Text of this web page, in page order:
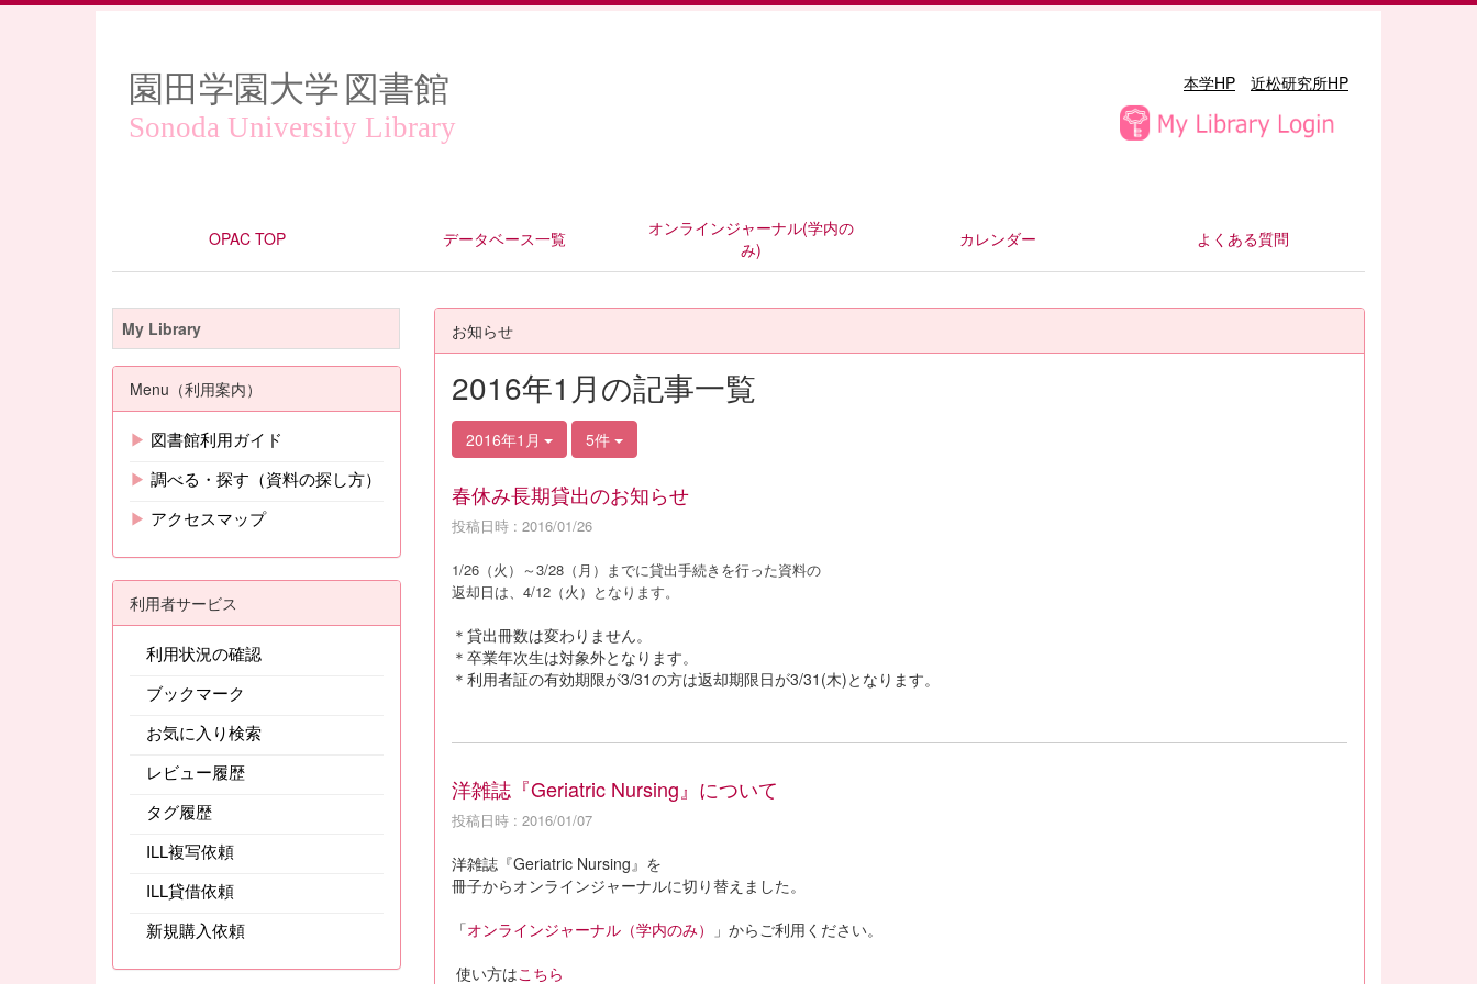
園田学園大学 図書館
Sonoda University Library
本学HP 近松研究所HP
OPAC TOP データベース一覧
オンラインジャーナル(学内の
み)
カレンダー よくある質問
お知らせ
2016年1月の記事一覧
2016年1月 5件
春休み長期貸出のお知らせ
投稿日時 : 2016/01/26
1/26（火）～3/28（月）までに貸出手続きを行った資料の
返却日は、4/12（火）となります。
＊貸出冊数は変わりません。
＊卒業年次生は対象外となります。
＊利用者証の有効期限が3/31の方は返却期限日が3/31(木)となります。
洋雑誌『Geriatric Nursing』について
投稿日時 : 2016/01/07
洋雑誌『Geriatric Nursing』を
冊子からオンラインジャーナルに切り替えました。
「オンラインジャーナル（学内のみ）
」からご利用ください。
使い方はこちら
My Library
Menu（利用案内）
▶ 図書館利用ガイド
▶ 調べる・探す（資料の探し方）
▶ アクセスマップ
利用者サービス
利用状況の確認
ブックマーク
お気に入り検索
レビュー履歴
タグ履歴
ILL複写依頼
ILL貸借依頼
新規購入依頼